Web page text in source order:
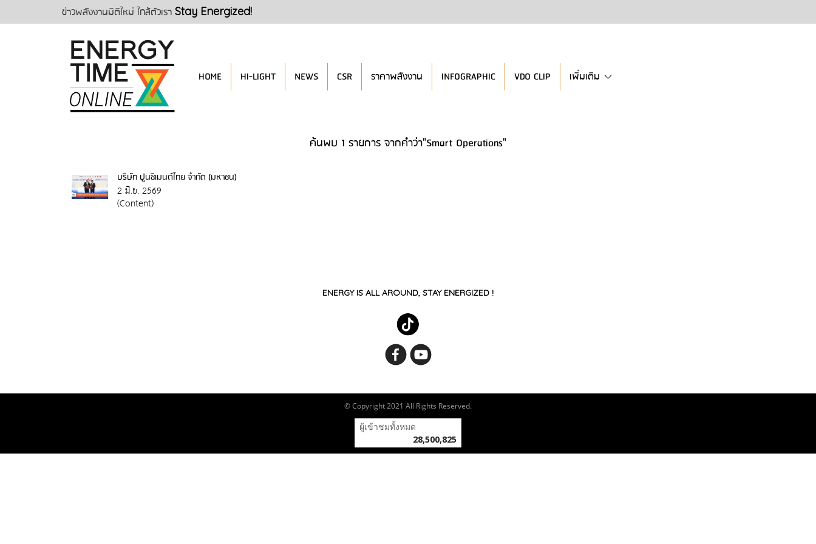
ข่าวพลังงานมิติใหม่ ใกล้ตัวเรา Stay Energized!
HOME HI-LIGHT NEWS CSR ราคาพลังงาน INFOGRAPHIC VDO CLIP เพิ่มเติม
ค้นพบ 1 รายการ จากคำว่า"Smart Operations"
บริษัท ปูนซิเมนต์ไทย จำกัด (มหาชน)
2 มิ.ย. 2569
(Content)
ENERGY IS ALL AROUND, STAY ENERGIZED !
© Copyright 2021 All Rights Reserved.
ผู้เข้าชมทั้งหมด
28,500,825